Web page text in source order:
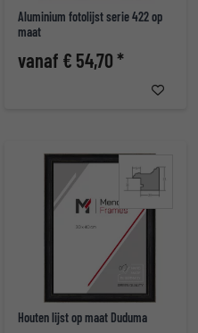
Aluminium fotolijst serie 422 op
maat
vanaf € 54,70 *
Houten lijst op maat Duduma